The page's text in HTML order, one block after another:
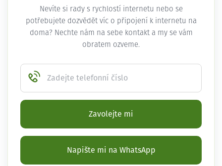
Nevíte si rady s rychlostí internetu nebo se
potřebujete dozvědět víc o připojení k internetu na
doma? Nechte nám na sebe kontakt a my se vám
obratem ozveme.
Zadejte telefonní číslo
Zavolejte mi
Napište mi na WhatsApp